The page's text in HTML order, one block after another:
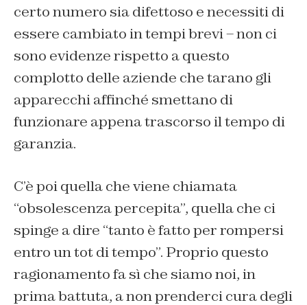
certo numero sia difettoso e necessiti di
essere cambiato in tempi brevi – non ci
sono evidenze rispetto a questo
complotto delle aziende che tarano gli
apparecchi affinché smettano di
funzionare appena trascorso il tempo di
garanzia.
C’è poi quella che viene chiamata
“obsolescenza percepita”, quella che ci
spinge a dire “tanto è fatto per rompersi
entro un tot di tempo”. Proprio questo
ragionamento fa sì che siamo noi, in
prima battuta, a non prenderci cura degli